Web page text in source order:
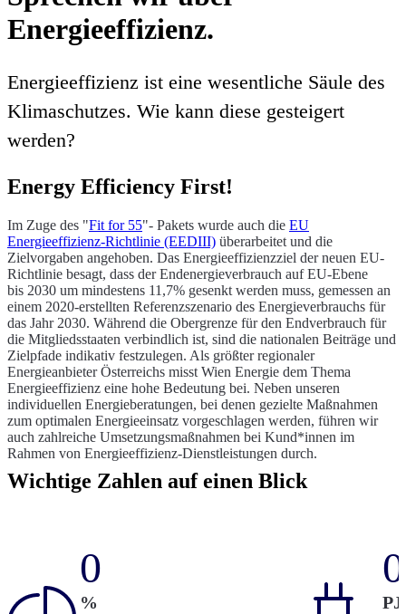
Energieeffizienz.
Energieeffizienz ist eine wesentliche Säule des
Klimaschutzes. Wie kann diese gesteigert
werden?
Energy Efficiency First!
Im Zuge des "Fit for 55"- Pakets wurde auch die EU
Energieeffizienz-Richtlinie (EEDIII) überarbeitet und die
Zielvorgaben angehoben. Das Energieeffizienzziel der neuen EU-
Richtlinie besagt, dass der Endenergieverbrauch auf EU-Ebene
bis 2030 um mindestens 11,7% gesenkt werden muss, gemessen an
einem 2020-erstellten Referenzszenario des Energieverbrauchs für
das Jahr 2030. Während die Obergrenze für den Endverbrauch für
die Mitgliedsstaaten verbindlich ist, sind die nationalen Beiträge und
Zielpfade indikativ festzulegen. Als größter regionaler
Energieanbieter Österreichs misst Wien Energie dem Thema
Energieeffizienz eine hohe Bedeutung bei. Neben unseren
individuellen Energieberatungen, bei denen gezielte Maßnahmen
zum optimalen Energieeinsatz vorgeschlagen werden, führen wir
auch zahlreiche Umsetzungsmaßnahmen bei Kund*innen im
Rahmen von Energieeffizienz-Dienstleistungen durch.
Wichtige Zahlen auf einen Blick
0
%
0
PJ